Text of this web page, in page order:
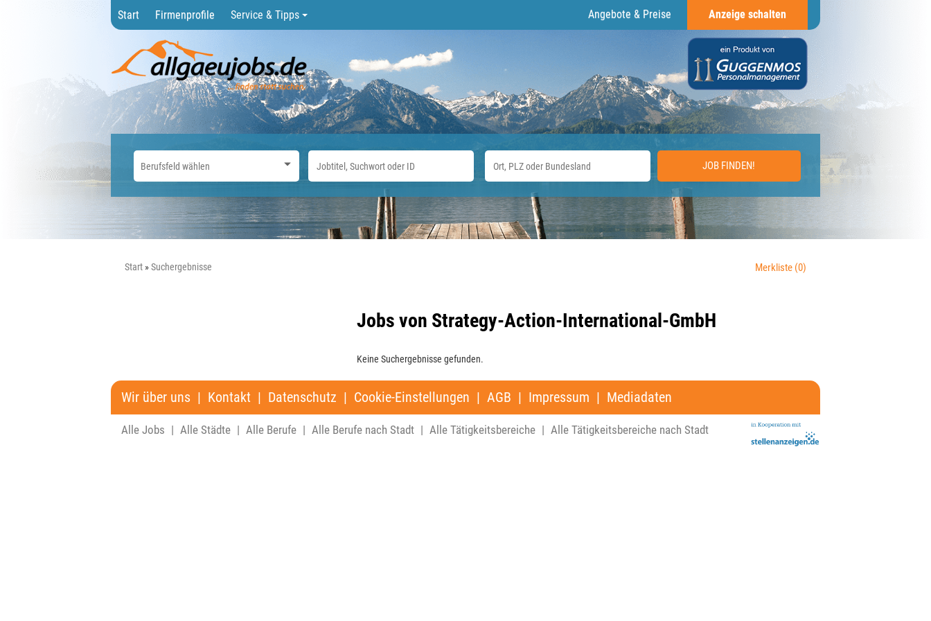
Start Firmenprofile Service & Tipps Angebote & Preise Anzeige schalten
JOB FINDEN!
Start Suchergebnisse Merkliste (0)
Jobs von Strategy-Action-International-GmbH
Keine Suchergebnisse gefunden.
Wir über uns | Kontakt | Datenschutz | Cookie-Einstellungen | AGB | Impressum | Mediadaten
Alle Jobs | Alle Städte | Alle Berufe | Alle Berufe nach Stadt | Alle Tätigkeitsbereiche | Alle Tätigkeitsbereiche nach Stadt